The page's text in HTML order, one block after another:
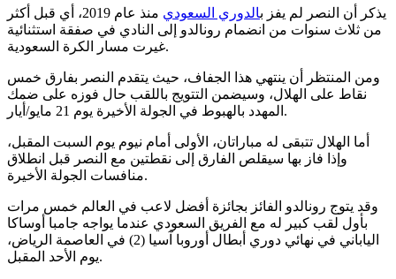
يذكر أن النصر لم يفز بالدوري السعودي
منذ عام 2019، أي قبل أكثر
من ثلاث سنوات من انضمام رونالدو إلى النادي في صفقة استثنائية
غيرت مسار الكرة السعودية.
ومن المنتظر أن ينتهي هذا الجفاف، حيث يتقدم النصر بفارق خمس
نقاط على الهلال، وسيضمن التتويج باللقب حال فوزه على ضمك
المهدد بالهبوط في الجولة الأخيرة يوم 21 مايو/أيار.
أما الهلال تتبقى له مباراتان، الأولى أمام نيوم يوم السبت المقبل،
وإذا فاز بها سيقلص الفارق إلى نقطتين مع النصر قبل انطلاق
منافسات الجولة الأخيرة.
وقد يتوج رونالدو الفائز بجائزة أفضل لاعب في العالم خمس مرات
بأول لقب كبير له مع الفريق السعودي عندما يواجه جامبا أوساكا
الياباني في نهائي دوري أبطال أوروبا آسيا (2) في العاصمة الرياض،
يوم الأحد المقبل.